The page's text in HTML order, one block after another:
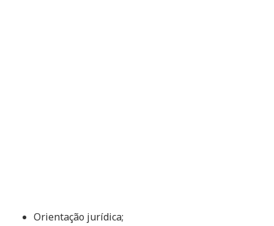
Orientação jurídica;